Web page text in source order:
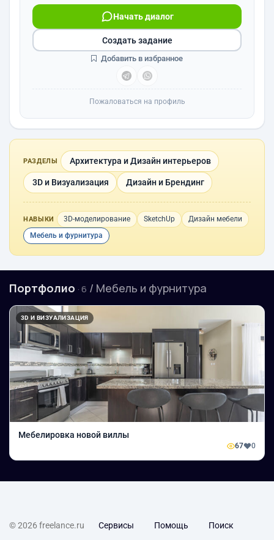
Начать диалог
Создать задание
Добавить в избранное
Пожаловаться на профиль
РАЗДЕЛЫ Архитектура и Дизайн интерьеров
3D и Визуализация Дизайн и Брендинг
НАВЫКИ 3D-моделирование SketchUp
Дизайн мебели
Мебель и фурнитура
Портфолио · 6 / Мебель и фурнитура
3D И ВИЗУАЛИЗАЦИЯ
Мебелировка новой виллы
67 0
© 2026 freelance.ru Сервисы Помощь Поиск